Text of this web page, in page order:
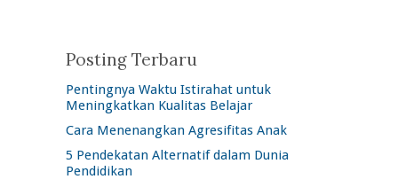
Posting Terbaru
Pentingnya Waktu Istirahat untuk
Meningkatkan Kualitas Belajar
Cara Menenangkan Agresifitas Anak
5 Pendekatan Alternatif dalam Dunia
Pendidikan